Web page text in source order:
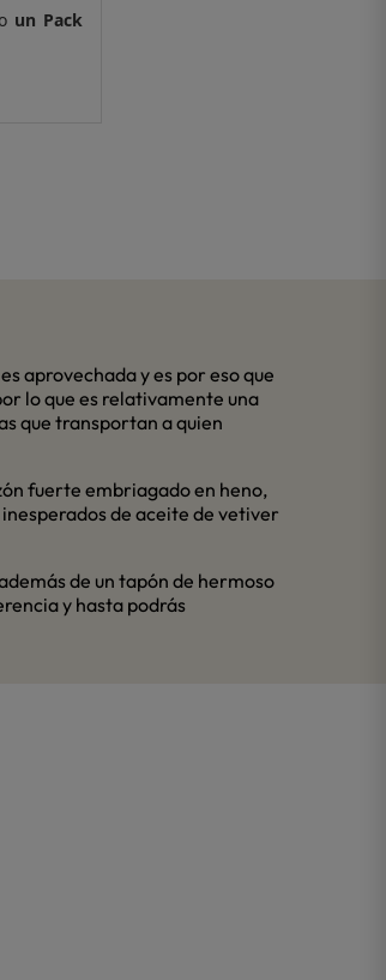
un Pack
aprovechada y es por eso que
lo que es relativamente una
que transportan a quien
fuerte embriagado en heno,
de aceite de vetiver
de un tapón de hermoso
y hasta podrás